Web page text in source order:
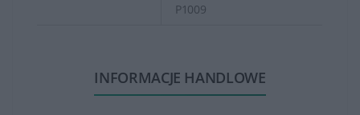
P1009
INFORMACJE HANDLOWE